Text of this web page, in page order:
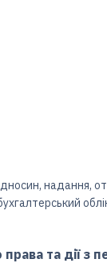
надання,
облік
та дії з